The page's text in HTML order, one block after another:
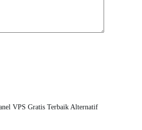
VPS Gratis Terbaik Alternatif